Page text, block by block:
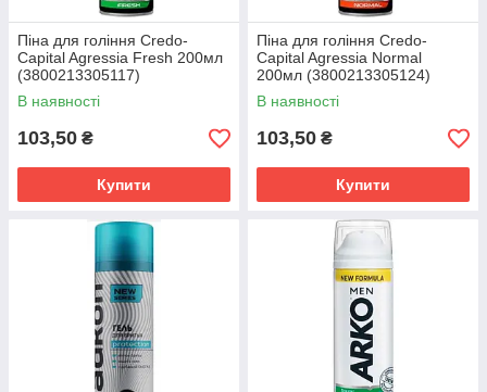
Піна для гоління Credo-
Capital Agressia Fresh 200мл
(3800213305117)
В наявності
103,50 ₴
Купити
Піна для гоління Credo-
Capital Agressia Normal
200мл (3800213305124)
В наявності
103,50 ₴
Купити